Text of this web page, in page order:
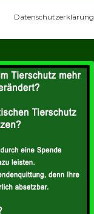
Datenschutzerklärung